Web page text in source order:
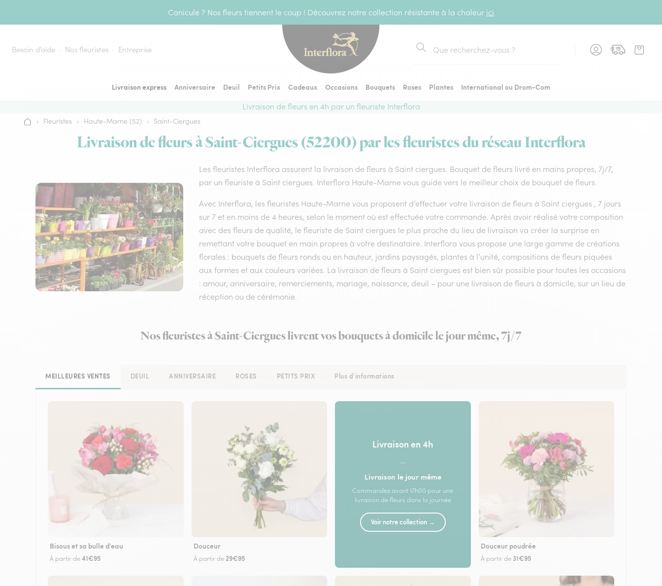
Canicule ? Nos fleurs tiennent le coup ! Découvrez notre collection résistante à la chaleur ici
Besoin d’aide Nos fleuristes Entreprise
Rechercher
Livraison express Anniversaire Deuil Petits Prix Cadeaux Occasions Bouquets Roses Plantes
International ou Drom-Com
Livraison de fleurs en 4h par un fleuriste Interflora
Accueil
› Fleuristes › Haute-Marne (52) › Saint-Ciergues
Livraison de fleurs à Saint-Ciergues (52200) par les fleuristes du réseau Interflora
Les fleuristes Interflora assurent la livraison de fleurs à Saint ciergues. Bouquet de fleurs livré en mains propres, 7j/7,
par un fleuriste à Saint ciergues. Interflora Haute-Marne vous guide vers le meilleur choix de bouquet de fleurs.
Avec Interflora, les fleuristes Haute-Marne vous proposent d’effectuer votre livraison de fleurs à Saint ciergues , 7 jours
sur 7 et en moins de 4 heures, selon le moment où est effectuée votre commande. Après avoir réalisé votre composition
avec des fleurs de qualité, le fleuriste de Saint ciergues le plus proche du lieu de livraison va créer la surprise en
remettant votre bouquet en main propres à votre destinataire. Interflora vous propose une large gamme de créations
florales : bouquets de fleurs ronds ou en hauteur, jardins paysagés, plantes à l’unité, compositions de fleurs piquées
aux formes et aux couleurs variées. La livraison de fleurs à Saint ciergues est bien sûr possible pour toutes les occasions
: amour, anniversaire, remerciements, mariage, naissance, deuil – pour une livraison de fleurs à domicile, sur un lieu de
réception ou de cérémonie.
Nos fleuristes à Saint-Ciergues livrent vos bouquets à domicile le jour même, 7j/7
MEILLEURES VENTES DEUIL ANNIVERSAIRE ROSES PETITS PRIX Plus d'informations
Bisous et sa bulle d'eau
À partir de41€95
Douceur
À partir de 29€95
Livraison en 4h
—
Livraison le jour même
Commandez avant 17h00 pour une
livraison de fleurs dans la journée
Voir notre collection →
Douceur poudrée
À partir de 31€95